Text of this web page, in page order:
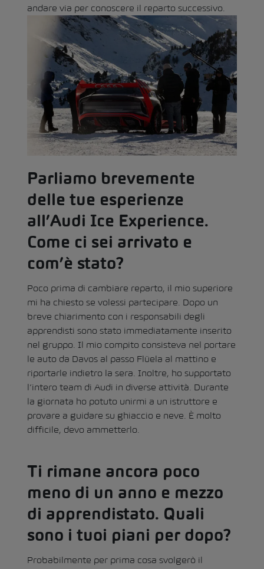
andare via per conoscere il reparto successivo.
Parliamo brevemente
delle tue esperienze
all’Audi Ice Experience.
Come ci sei arrivato e
com’è stato?
Poco prima di cambiare reparto, il mio superiore
mi ha chiesto se volessi partecipare. Dopo un
breve chiarimento con i responsabili degli
apprendisti sono stato immediatamente inserito
nel gruppo. Il mio compito consisteva nel portare
le auto da Davos al passo Flüela al mattino e
riportarle indietro la sera. Inoltre, ho supportato
l’intero team di Audi in diverse attività. Durante
la giornata ho potuto unirmi a un istruttore e
provare a guidare su ghiaccio e neve. È molto
difficile, devo ammetterlo.
Ti rimane ancora poco
meno di un anno e mezzo
di apprendistato. Quali
sono i tuoi piani per dopo?
Probabilmente per prima cosa svolgerò il